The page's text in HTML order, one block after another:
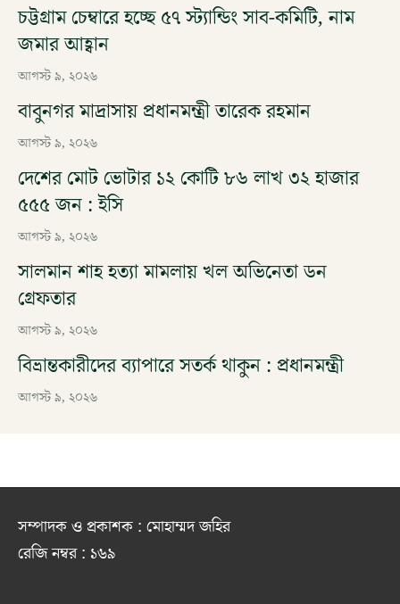
চট্টগ্রাম চেম্বারে হচ্ছে ৫৭ স্ট্যান্ডিং সাব-কমিটি, নাম
জমার আহ্বান
আগস্ট ৯, ২০২৬
বাবুনগর মাদ্রাসায় প্রধানমন্ত্রী তারেক রহমান
আগস্ট ৯, ২০২৬
দেশের মোট ভোটার ১২ কোটি ৮৬ লাখ ৩২ হাজার
৫৫৫ জন : ইসি
আগস্ট ৯, ২০২৬
সালমান শাহ হত্যা মামলায় খল অভিনেতা ডন
গ্রেফতার
আগস্ট ৯, ২০২৬
বিভ্রান্তকারীদের ব্যাপারে সতর্ক থাকুন : প্রধানমন্ত্রী
আগস্ট ৯, ২০২৬
সম্পাদক ও প্রকাশক : মোহাম্মদ জহির
রেজি নম্বর : ১৬৯